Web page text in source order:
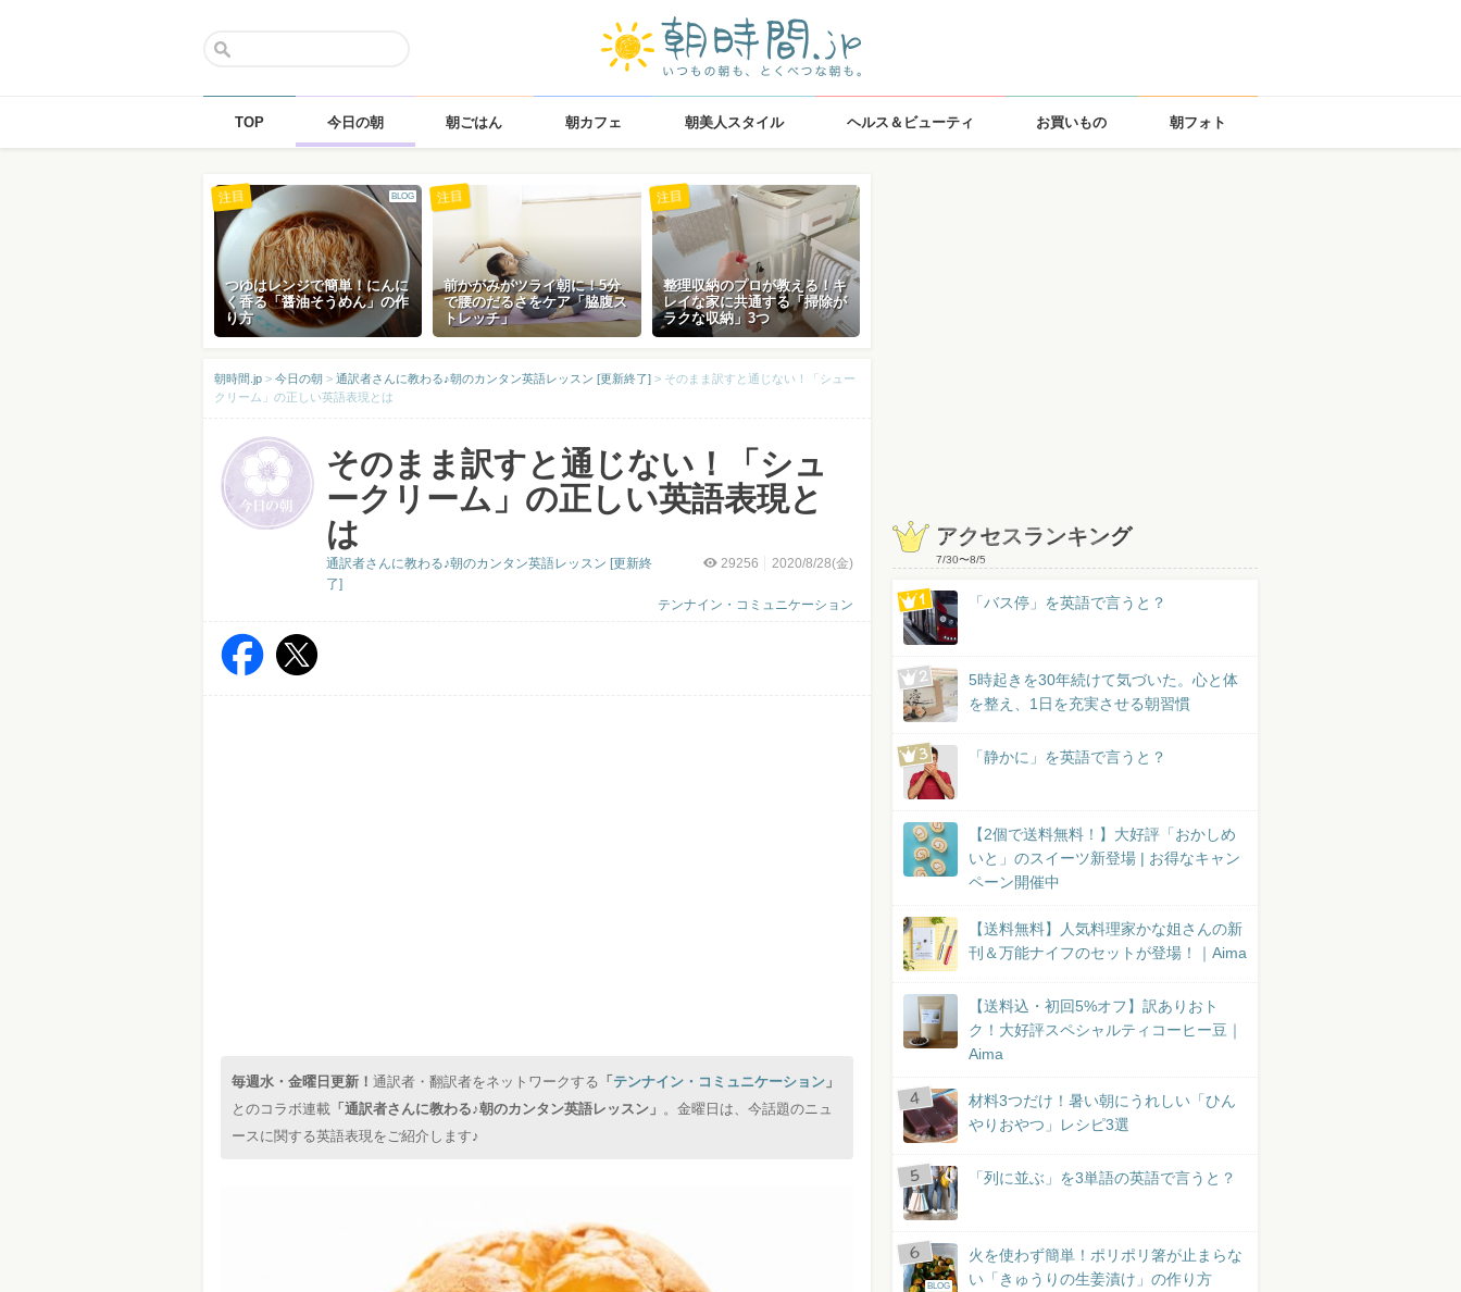
TOP 今日の朝 朝ごはん 朝カフェ 朝美人スタイル ヘルス＆ビューティ お買いもの 朝フォト
BLOG
つゆはレンジで簡単！にんに
く香る「醤油そうめん」の作
り方
注目
前かがみがツライ朝に！5分
で腰のだるさをケア「脇腹ス
トレッチ」
注目
整理収納のプロが教える！キ
レイな家に共通する「掃除が
ラクな収納」3つ
注目
朝時間.jp > 今日の朝 > 通訳者さんに教わる♪朝のカンタン英語レッスン [更新終了] > そのまま訳すと通じない！「シュー
クリーム」の正しい英語表現とは
そのまま訳すと通じない！「シュ
ークリーム」の正しい英語表現と
は
29256 2020/8/28(金)
テンナイン・コミュニケーション
通訳者さんに教わる♪朝のカンタン英語レッスン [更新終
了]
毎週水・金曜日更新！ 通訳者・翻訳者をネットワークする 「 テンナイン・コミュニケーション 」
とのコラボ連載 「通訳者さんに教わる♪朝のカンタン英語レッスン」 。金曜日は、今話題のニュ
ースに関する英語表現をご紹介します♪
アクセスランキング
7/30〜8/5
「バス停」を英語で言うと？
5時起きを30年続けて気づいた。心と体
を整え、1日を充実させる朝習慣
「静かに」を英語で言うと？
【2個で送料無料！】大好評「おかしめ
いと」のスイーツ新登場 | お得なキャン
ペーン開催中
【送料無料】人気料理家かな姐さんの新
刊＆万能ナイフのセットが登場！｜Aima
【送料込・初回5%オフ】訳ありおト
ク！大好評スペシャルティコーヒー豆｜
Aima
材料3つだけ！暑い朝にうれしい「ひん
やりおやつ」レシピ3選
「列に並ぶ」を3単語の英語で言うと？
BLOG
火を使わず簡単！ポリポリ箸が止まらな
い「きゅうりの生姜漬け」の作り方